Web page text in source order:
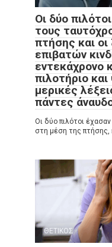
Οι δύο
τους
πτήσης και
επιβατών
εντεκάχρονο
πιλοτήριο
μερικές
πάντες
Οι δύο πιλότοι
στη μέση της πτήσης,
ΘΕΤΙΚΟΣ